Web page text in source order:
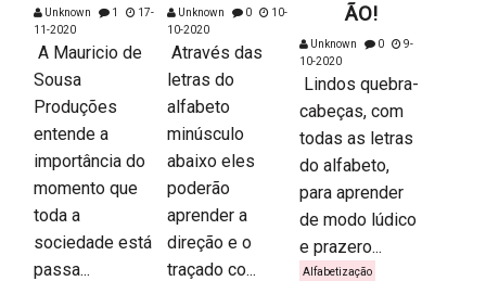
Unknown 1
17-
11-2020
A Mauricio de
Sousa
Produções
entende a
importância do
momento que
toda a
sociedade está
passa...
Unknown 0
10-
10-2020
Através das
letras do
alfabeto
minúsculo
abaixo eles
poderão
aprender a
direção e o
traçado co...
ÃO!
Unknown 0
9-
10-2020
Lindos quebra-
cabeças, com
todas as letras
do alfabeto,
para aprender
de modo lúdico
e prazero...
Alfabetização